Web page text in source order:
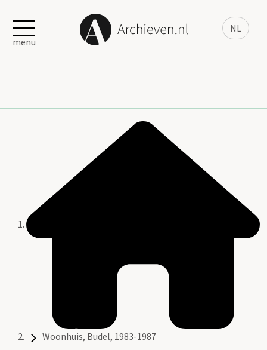
NL
menu
Woonhuis, Budel, 1983-1987